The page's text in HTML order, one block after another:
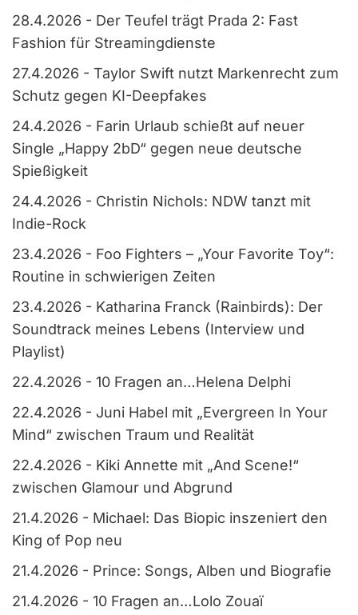
28.4.2026 - Der Teufel trägt Prada 2: Fast
Fashion für Streamingdienste
27.4.2026 - Taylor Swift nutzt Markenrecht zum
Schutz gegen KI-Deepfakes
24.4.2026 - Farin Urlaub schießt auf neuer
Single „Happy 2bD“ gegen neue deutsche
Spießigkeit
24.4.2026 - Christin Nichols: NDW tanzt mit
Indie-Rock
23.4.2026 - Foo Fighters – „Your Favorite Toy“:
Routine in schwierigen Zeiten
23.4.2026 - Katharina Franck (Rainbirds): Der
Soundtrack meines Lebens (Interview und
Playlist)
22.4.2026 - 10 Fragen an…Helena Delphi
22.4.2026 - Juni Habel mit „Evergreen In Your
Mind“ zwischen Traum und Realität
22.4.2026 - Kiki Annette mit „And Scene!“
zwischen Glamour und Abgrund
21.4.2026 - Michael: Das Biopic inszeniert den
King of Pop neu
21.4.2026 - Prince: Songs, Alben und Biografie
21.4.2026 - 10 Fragen an…Lolo Zouaï